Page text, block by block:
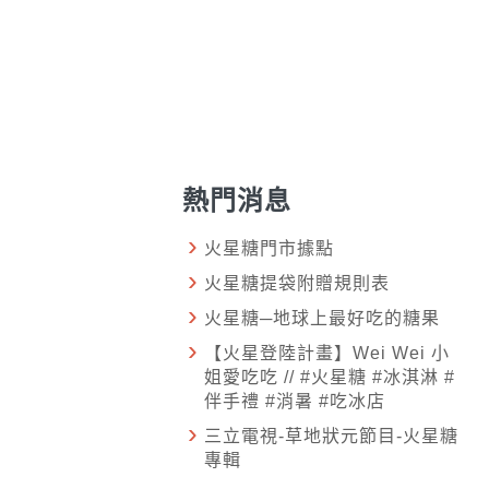
熱門消息
火星糖門市據點
火星糖提袋附贈規則表
火星糖─地球上最好吃的糖果
【火星登陸計畫】Wei Wei 小
姐愛吃吃 // #火星糖 #冰淇淋 #
伴手禮 #消暑 #吃冰店
三立電視-草地狀元節目-火星糖
專輯